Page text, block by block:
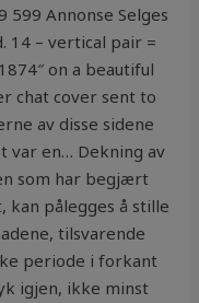
599 Annonse Selges
14 – vertical pair =
on a beautiful
chat cover sent to
av disse sidene
var en… Dekning av
som har begjært
pålegges å stille
tilsvarende
periode i forkant
igjen, ikke minst